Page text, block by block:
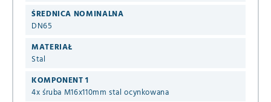
ŚREDNICA NOMINALNA
DN65
MATERIAŁ
Stal
KOMPONENT 1
4x śruba M16x110mm stal ocynkowana